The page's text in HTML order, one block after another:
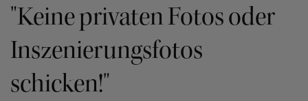
"Keine privaten Fotos oder
Inszenierungsfotos
schicken!"